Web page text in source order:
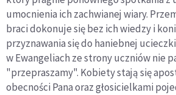
umocnienia ich zachwianej wiary.
braci dokonuje się bez ich wiedzy i
przyznawania się do haniebnej
w Ewangeliach ze strony uczniów nie
"przepraszamy". Kobiety stają się
obecności Pana oraz głosicielkami